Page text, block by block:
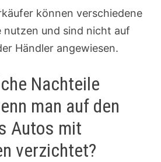
können verschiedene
nutzen und sind nicht auf
Händler angewiesen.
Nachteile
man auf den
Autos mit
verzichtet?